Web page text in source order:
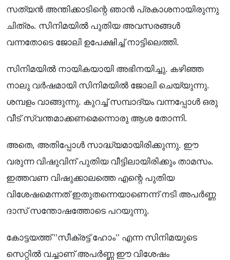
സത്യൻ അന്തിക്കാടിന്റെ ഞാൻ പ്രകാശനായിരുന്നു
ചിത്രം. സിനിമയിൽ പുതിയ അവസരങ്ങൾ
വന്നതോടെ ജോലി ഉപേക്ഷിച്ച് നാട്ടിലെത്തി.
സിനിമയിൽ നായികയായി അഭിനയിച്ചു. കഴിഞ്ഞ
നാലു വർഷമായി സിനിമയിൽ ജോലി ചെയ്യുന്നു.
ശമ്പളം വാങ്ങുന്നു. കുറച്ച് സമ്പാദ്യം വന്നപ്പോൾ ഒരു
വീട് സ്വന്തമാക്കണമെന്നൊരു ആശ തോന്നി.
അതെ, അതിപ്പോൾ സാദ്ധ്യമായിരിക്കുന്നു. ഈ
വരുന്ന വിഷുവിന് പുതിയ വീട്ടിലായിരിക്കും താമസം.
ഇത്തവണ വിഷുക്കാലത്തെ എന്റെ പുതിയ
വിശേഷമെന്നത് ഇതുതന്നെയാണെന്ന് നടി അപർണ്ണ
ദാസ് സന്തോഷത്തോടെ പറയുന്നു.
കോട്ടയത്ത് ''സീക്രട്ട് ഹോം'' എന്ന സിനിമയുടെ
സെറ്റിൽ വച്ചാണ് അപർണ്ണ ഈ വിശേഷം